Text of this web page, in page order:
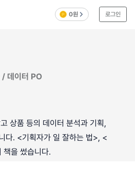
0원 로그인
/ 데이터 PO
상품 등의 데이터 분석과 기획,
다. <기획자가 일 잘하는 법>, <
을 썼습니다.